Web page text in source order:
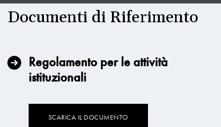
Documenti di Riferimento
Regolamento per le attività
istituzionali
SCARICA IL DOCUMENTO